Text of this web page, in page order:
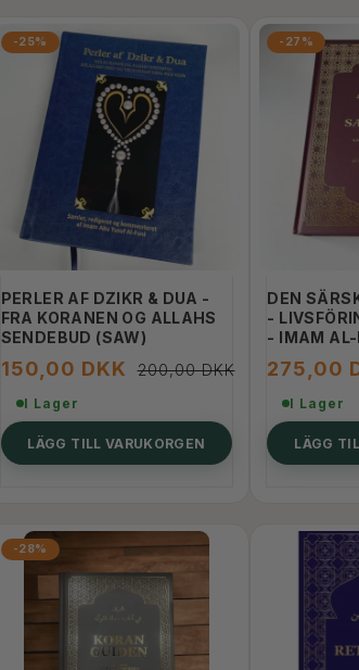
-25% -27%
-25%
PERLER AF DZIKR & DUA -
FRA KORANEN OG ALLAHS
SENDEBUD (SAW)
150,00 DKK 200,00 DKK
I Lager
LÄGG TILL VARUKORGEN
-27%
DEN
-
- IMAM AL-
275,00
I Lager
LÄGG
-28%